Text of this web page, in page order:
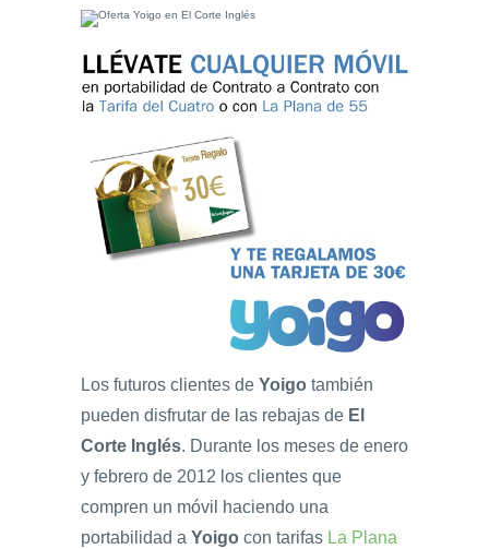
Los futuros clientes de Yoigo también
pueden disfrutar de las rebajas de El
Corte Inglés. Durante los meses de enero
y febrero de 2012 los clientes que
compren un móvil haciendo una
portabilidad a Yoigo con tarifas La Plana